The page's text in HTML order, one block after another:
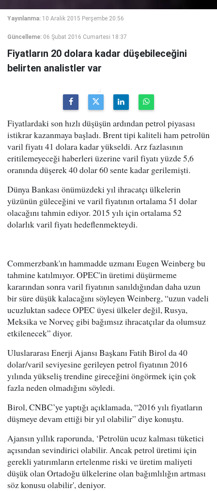
Yayınlanma: 10 Aralık 2015 Perşembe 20:56
Güncelleme: 06 Şubat 2016 Cumartesi 18:37
Fiyatların 20 dolara kadar düşebileceğini
belirten analistler var
Fiyatlardaki son hızlı düşüşün ardından petrol piyasası
istikrar kazanmaya başladı. Brent tipi kaliteli ham petrolün
varil fiyatı 41 dolara kadar yükseldi. Arz fazlasının
eritilemeyeceği haberleri üzerine varil fiyatı yüzde 5,6
oranında düşerek 40 dolar 60 sente kadar gerilemişti.
Dünya Bankası önümüzdeki yıl ihracatçı ülkelerin
yüzünün güleceğini ve varil fiyatının ortalama 51 dolar
olacağını tahmin ediyor. 2015 yılı için ortalama 52
dolarlık varil fiyatı hedeflenmekteydi.
Commerzbank'ın hammadde uzmanı Eugen Weinberg bu
tahmine katılmıyor. OPEC'in üretimi düşürmeme
kararından sonra varil fiyatının sanıldığından daha uzun
bir süre düşük kalacağını söyleyen Weinberg, “uzun vadeli
ucuzluktan sadece OPEC üyesi ülkeler değil, Rusya,
Meksika ve Norveç gibi bağımsız ihracatçılar da olumsuz
etkilenecek” diyor.
Uluslararası Enerji Ajansı Başkanı Fatih Birol da 40
dolar/varil seviyesine gerileyen petrol fiyatının 2016
yılında yükseliş trendine gireceğini öngörmek için çok
fazla neden olmadığını söyledi.
Birol, CNBC’ye yaptığı açıklamada, “2016 yılı fiyatların
düşmeye devam ettiği bir yıl olabilir” diye konuştu.
Ajansın yıllık raporunda, ‘Petrolün ucuz kalması tüketici
açısından sevindirici olabilir. Ancak petrol üretimi için
gerekli yatırımların ertelenme riski ve üretim maliyeti
düşük olan Ortadoğu ülkelerine olan bağımlılığın artması
söz konusu olabilir', deniyor.